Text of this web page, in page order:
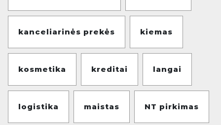
kanceliarinės prekės kiemas
kosmetika kreditai langai
logistika maistas NT pirkimas